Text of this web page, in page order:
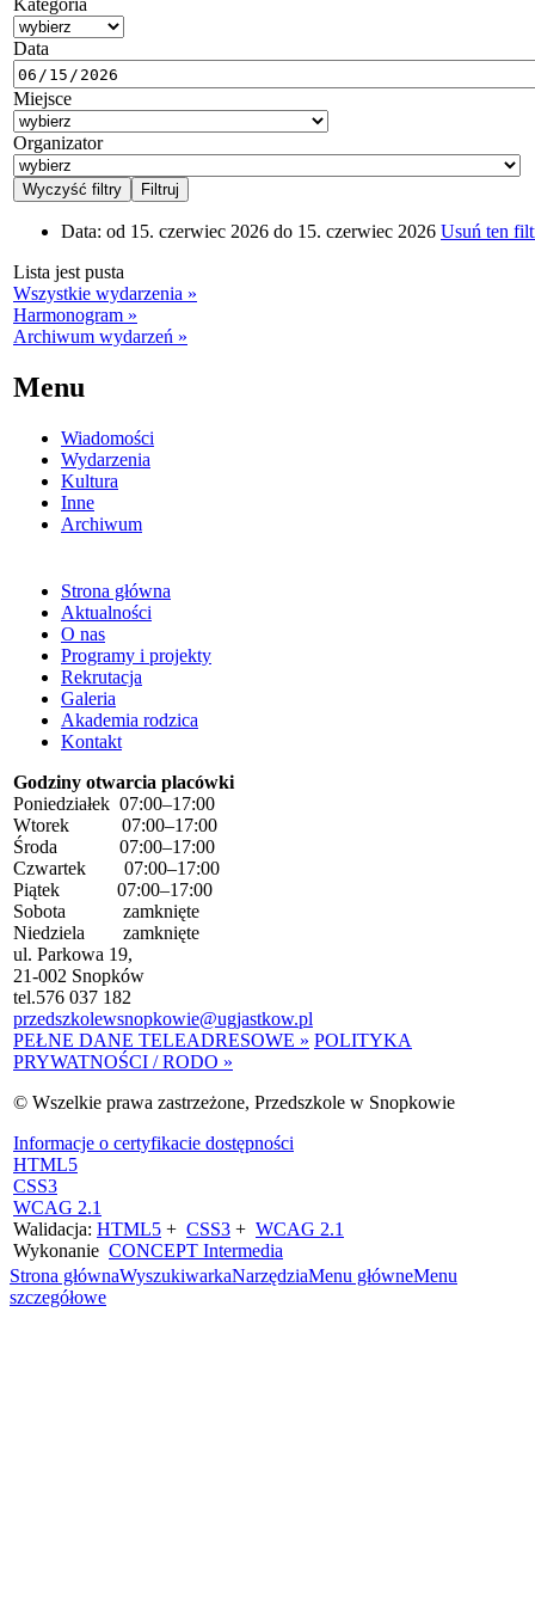
Kategoria
Data
Miejsce
Organizator
Data: od 15. czerwiec 2026 do 15. czerwiec 2026 Usuń ten
Lista jest pusta
Wszystkie wydarzenia »
Harmonogram »
Archiwum wydarzeń »
Menu
Wiadomości
Wydarzenia
Kultura
Inne
Archiwum
Strona główna
Aktualności
O nas
Programy i projekty
Rekrutacja
Galeria
Akademia rodzica
Kontakt
Godziny otwarcia placówki
Poniedziałek 07:00–17:00
Wtorek 07:00–17:00
Środa 07:00–17:00
Czwartek 07:00–17:00
Piątek 07:00–17:00
Sobota zamknięte
Niedziela zamknięte
ul. Parkowa 19,
21-002 Snopków
tel.576 037 182
przedszkolewsnopkowie@ugjastkow.pl
PEŁNE DANE TELEADRESOWE » POLITYKA
PRYWATNOŚCI / RODO »
© Wszelkie prawa zastrzeżone, Przedszkole w Snopkowie
Informacje o certyfikacie dostępności
HTML5
CSS3
WCAG 2.1
Walidacja: HTML5 + CSS3 + WCAG 2.1
Wykonanie CONCEPT Intermedia
Strona głównaWyszukiwarkaNarzędziaMenu główneMenu
szczegółowe